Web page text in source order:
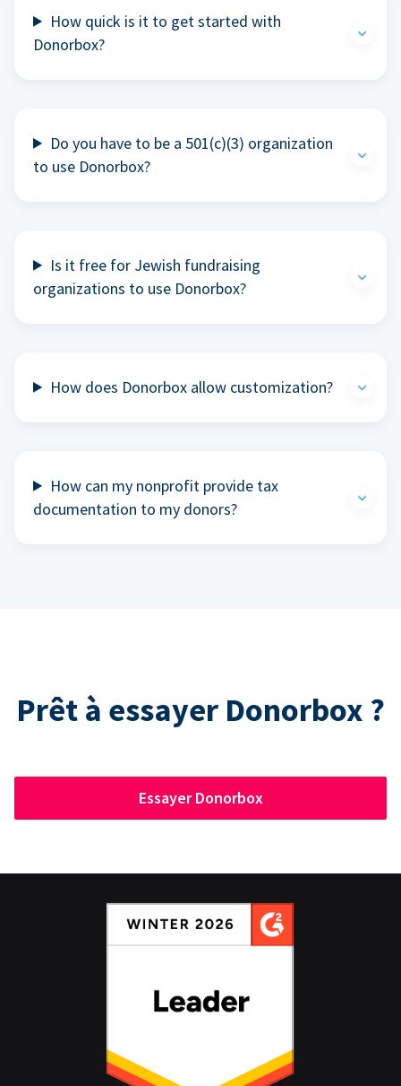
How quick is it to get started with
Donorbox?
Do you have to be a 501(c)(3) organization
to use Donorbox?
Is it free for Jewish fundraising
organizations to use Donorbox?
How does Donorbox allow customization?
How can my nonprofit provide tax
documentation to my donors?
Prêt à essayer Donorbox ?
Essayer Donorbox